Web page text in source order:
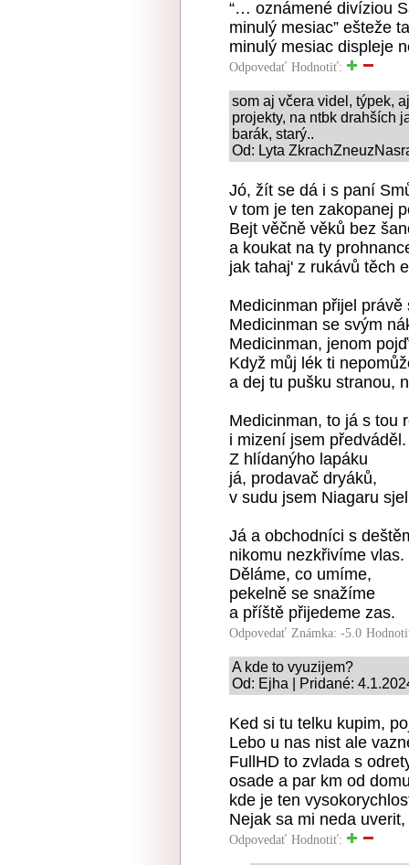
“… oznámené divíziou
minulý mesiac” ešteže
minulý mesiac displeje
Odpovedať Hodnotiť:
som aj včera videl, týpek,
projekty, na ntbk drahších
barák, starý..
Od: Lyta
Jó, žít se dá i s paní
v tom je ten zakopanej
Bejt věčně věků bez
a koukat na ty
jak tahaj' z rukávů těch
Medicinman přijel právě
Medicinman se svým
Medicinman, jenom
Když můj lék ti
a dej tu pušku stranou,
Medicinman, to já s tou
i mizení jsem předváděl.
Z hlídanýho lapáku
já, prodavač dryáků,
v sudu jsem Niagaru
Já a obchodníci s
nikomu nezkřivíme vlas.
Děláme, co umíme,
pekelně se snažíme
a příště přijedeme zas.
Odpovedať Známka: -5.0
A kde to vyuzijem?
Od: Ejha | Pridané:
Ked si tu telku kupim,
Lebo u nas nist ale
FullHD to zvlada s
osade a par km od
kde je ten
Nejak sa mi neda
Odpovedať Hodnotiť: